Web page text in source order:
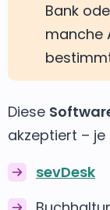
Bank
manche
Diese
akzeptiert –
sevDesk